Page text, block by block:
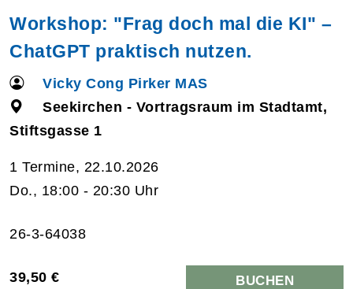
Workshop: "Frag doch mal die KI" –
ChatGPT praktisch nutzen.
Vicky Cong Pirker MAS
Seekirchen - Vortragsraum im Stadtamt,
Stiftsgasse 1
1 Termine, 22.10.2026
Do., 18:00 - 20:30 Uhr
26-3-64038
39,50 € BUCHEN